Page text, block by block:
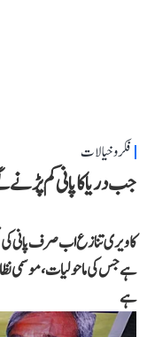
فکر و خیالات
جب دریا کا پانی کم
کاویری تنازع اب صرف پانی کی
ہے جس کی ماحولیات، موسمی
ہے